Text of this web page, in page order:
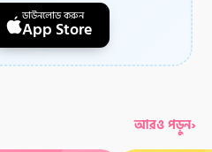
ডাউনলোড করুন
App Store
আরও পড়ুন›